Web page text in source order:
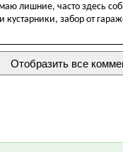
лишние, часто здесь
кустарники, забор от